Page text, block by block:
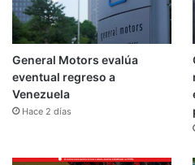
General Motors evalúa
eventual regreso a
Venezuela
Hace 2 días